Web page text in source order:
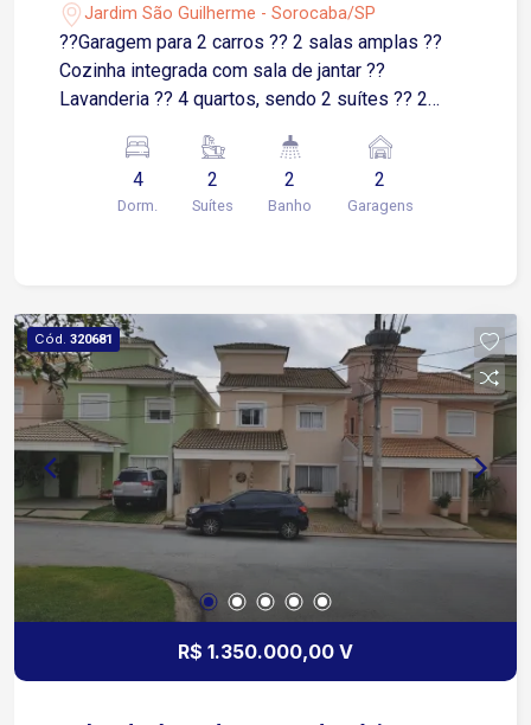
Jardim São Guilherme - Sorocaba/SP
??Garagem para 2 carros ?? 2 salas amplas ??
Cozinha integrada com sala de jantar ??
Lavanderia ?? 4 quartos, sendo 2 suítes ?? 2
lenha ?? Forno de pizza ?? Espaço mobiliado e
pronto para receber amigos e família
4
Dorm.
2
Suítes
2
Banho
2
Garagens
Cód. 320681
R$ 1.350.000,00 V